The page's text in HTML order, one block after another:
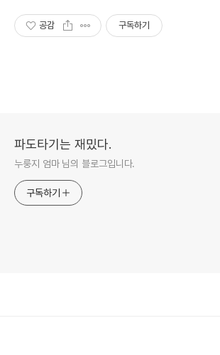
공감 구독하기
파도타기는 재밌다.
누룽지 엄마 님의 블로그입니다.
구독하기